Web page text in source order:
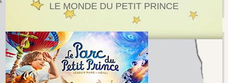
LE MONDE DU PETIT PRINCE